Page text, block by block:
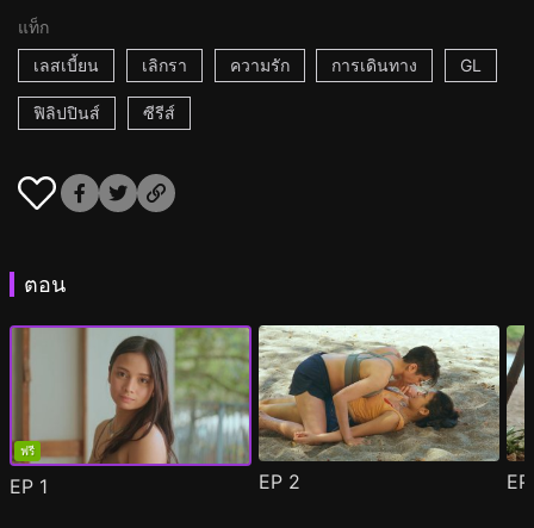
แท็ก
เลสเบี้ยน
เลิกรา ความรัก การเดินทาง GL
ฟิลิปปินส์ ซีรีส์
ตอน
ฟรี
EP 1 EP 2